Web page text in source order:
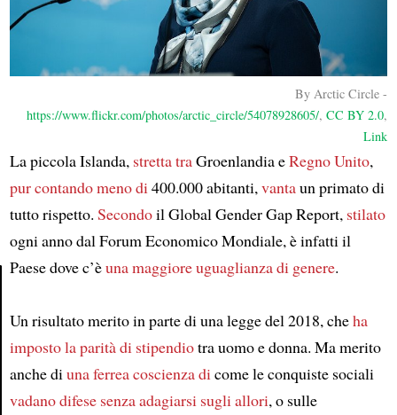
Article
By Arctic Circle -
https://www.flickr.com/photos/arctic_circle/54078928605/,CC BY 2.0,
Link
La piccola Islanda, stretta traGroenlandia eRegno Unito,
pur contando meno di400.000 abitanti,vantaun primato di
tutto rispetto. Secondoil Global Gender Gap Report, stilato
ogni anno dal Forum Economico Mondiale, è infatti il
Paese dove c’èuna maggiore uguaglianza di genere.
Un risultato merito in parte di una legge del 2018, cheha
impostola parità di stipendiotra uomo e donna. Ma merito
anche diuna ferrea coscienza dicome le conquiste sociali
vadano difese senza adagiarsi sugli allori, o sulle